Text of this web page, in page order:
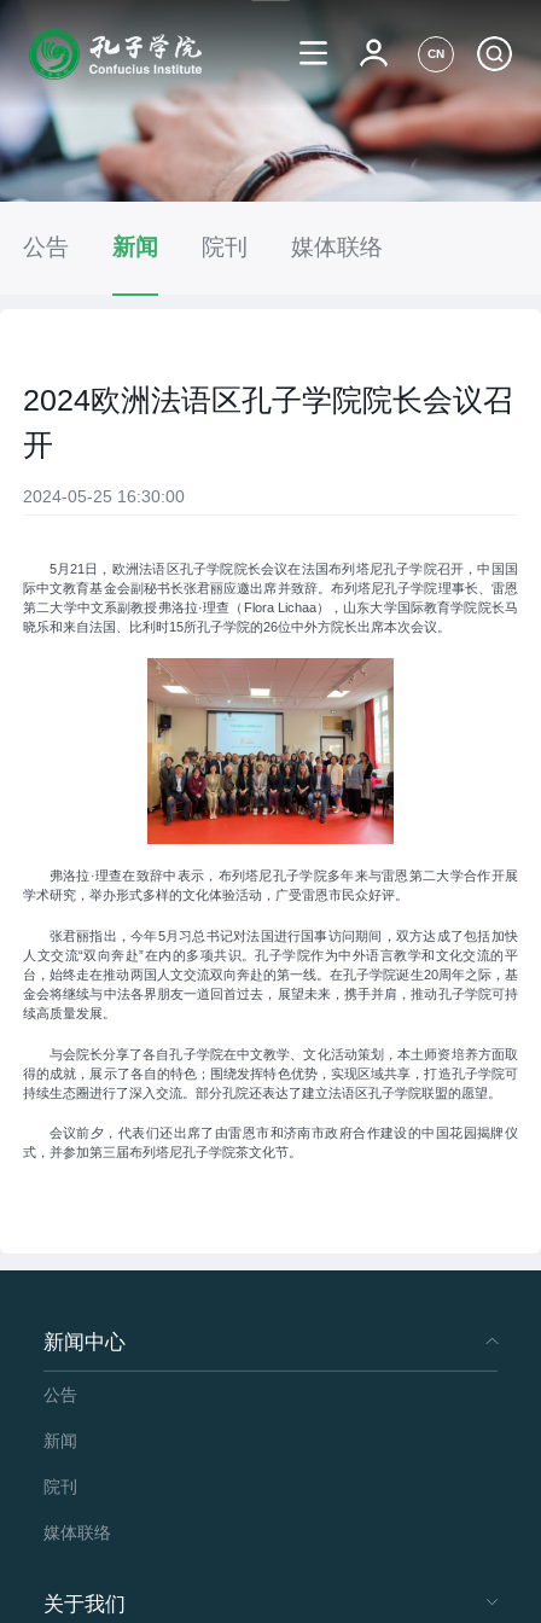
CN
公告 新闻 院刊 媒体联络
2024欧洲法语区孔子学院院长会议召
开
2024-05-25 16:30:00
5月21日，欧洲法语区孔子学院院长会议在法国布列塔尼孔子学院召开，中国国
际中文教育基金会副秘书长张君丽应邀出席并致辞。布列塔尼孔子学院理事长、雷恩
第二大学中文系副教授弗洛拉·理查（Flora Lichaa），山东大学国际教育学院院长马
晓乐和来自法国、比利时15所孔子学院的26位中外方院长出席本次会议。
弗洛拉·理查在致辞中表示，布列塔尼孔子学院多年来与雷恩第二大学合作开展
学术研究，举办形式多样的文化体验活动，广受雷恩市民众好评。
张君丽指出，今年5月习总书记对法国进行国事访问期间，双方达成了包括加快
人文交流“双向奔赴”在内的多项共识。孔子学院作为中外语言教学和文化交流的平
台，始终走在推动两国人文交流双向奔赴的第一线。在孔子学院诞生20周年之际，基
金会将继续与中法各界朋友一道回首过去，展望未来，携手并肩，推动孔子学院可持
续高质量发展。
与会院长分享了各自孔子学院在中文教学、文化活动策划，本土师资培养方面取
得的成就，展示了各自的特色；围绕发挥特色优势，实现区域共享，打造孔子学院可
持续生态圈进行了深入交流。部分孔院还表达了建立法语区孔子学院联盟的愿望。
会议前夕，代表们还出席了由雷恩市和济南市政府合作建设的中国花园揭牌仪
式，并参加第三届布列塔尼孔子学院茶文化节。
新闻中心
公告
新闻
院刊
媒体联络
关于我们